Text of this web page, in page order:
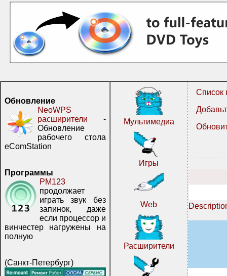
Обновление
NeoWPS
расширители -
Обновление
рабочего стола
eComStation
Программы
PM123
продолжает
играть звук без
запинок, даже
если процессор и
винчестер нагружены на
полную
(Санкт-Петербург)
Мультимедиа
Игры
Web
Расширители
Список